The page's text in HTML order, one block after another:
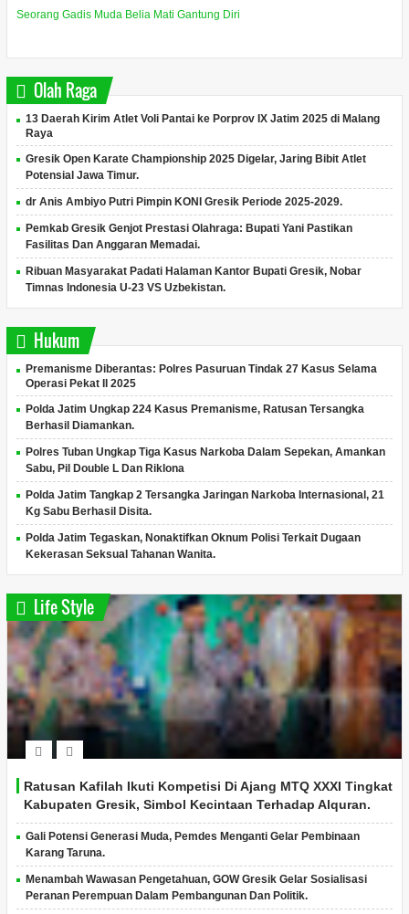
Seorang Gadis Muda Belia Mati Gantung Diri
Olah Raga
13 Daerah Kirim Atlet Voli Pantai ke Porprov IX Jatim 2025 di Malang
Raya
Gresik Open Karate Championship 2025 Digelar, Jaring Bibit Atlet
Potensial Jawa Timur.
dr Anis Ambiyo Putri Pimpin KONI Gresik Periode 2025-2029.
Pemkab Gresik Genjot Prestasi Olahraga: Bupati Yani Pastikan
Fasilitas Dan Anggaran Memadai.
Ribuan Masyarakat Padati Halaman Kantor Bupati Gresik, Nobar
Timnas Indonesia U-23 VS Uzbekistan.
Hukum
Premanisme Diberantas: Polres Pasuruan Tindak 27 Kasus Selama
Operasi Pekat II 2025
Polda Jatim Ungkap 224 Kasus Premanisme, Ratusan Tersangka
Berhasil Diamankan.
Polres Tuban Ungkap Tiga Kasus Narkoba Dalam Sepekan, Amankan
Sabu, Pil Double L Dan Riklona
Polda Jatim Tangkap 2 Tersangka Jaringan Narkoba Internasional, 21
Kg Sabu Berhasil Disita.
Polda Jatim Tegaskan, Nonaktifkan Oknum Polisi Terkait Dugaan
Kekerasan Seksual Tahanan Wanita.
Life Style
Ratusan Kafilah Ikuti Kompetisi Di Ajang MTQ XXXI Tingkat
Kabupaten Gresik, Simbol Kecintaan Terhadap Alquran.
Gali Potensi Generasi Muda, Pemdes Menganti Gelar Pembinaan
Karang Taruna.
Menambah Wawasan Pengetahuan, GOW Gresik Gelar Sosialisasi
Peranan Perempuan Dalam Pembangunan Dan Politik.